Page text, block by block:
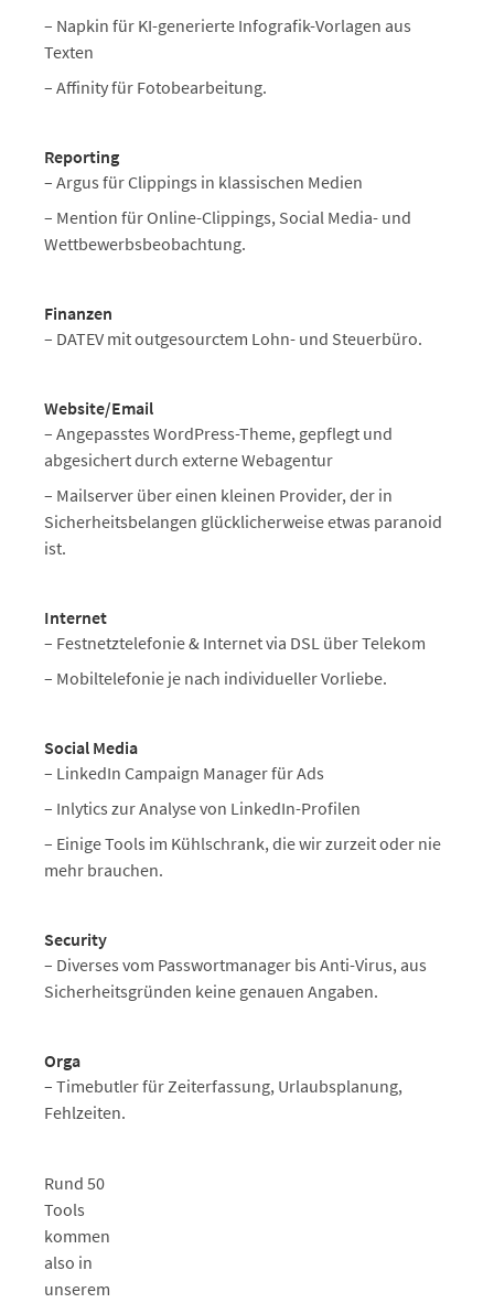
– Napkin für KI-generierte Infografik-Vorlagen aus
Texten
– Affinity für Fotobearbeitung.
Reporting
– Argus für Clippings in klassischen Medien
– Mention für Online-Clippings, Social Media- und
Wettbewerbsbeobachtung.
Finanzen
– DATEV mit outgesourctem Lohn- und Steuerbüro.
Website/Email
– Angepasstes WordPress-Theme, gepflegt und
abgesichert durch externe Webagentur
– Mailserver über einen kleinen Provider, der in
Sicherheitsbelangen glücklicherweise etwas paranoid
ist.
Internet
– Festnetztelefonie & Internet via DSL über Telekom
– Mobiltelefonie je nach individueller Vorliebe.
Social Media
– LinkedIn Campaign Manager für Ads
– Inlytics zur Analyse von LinkedIn-Profilen
– Einige Tools im Kühlschrank, die wir zurzeit oder nie
mehr brauchen.
Security
– Diverses vom Passwortmanager bis Anti-Virus, aus
Sicherheitsgründen keine genauen Angaben.
Orga
– Timebutler für Zeiterfassung, Urlaubsplanung,
Fehlzeiten.
Rund 50
Tools
kommen
also in
unserem